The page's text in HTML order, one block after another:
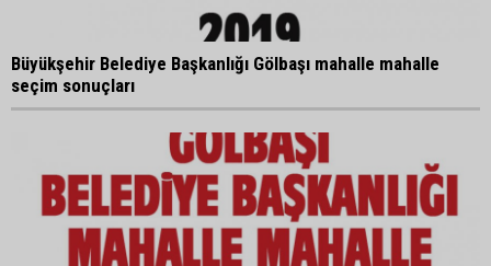
Büyükşehir Belediye Başkanlığı Gölbaşı mahalle mahalle
seçim sonuçları